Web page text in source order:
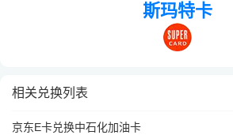
斯玛特卡
相关兑换列表
京东E卡兑换中石化加油卡